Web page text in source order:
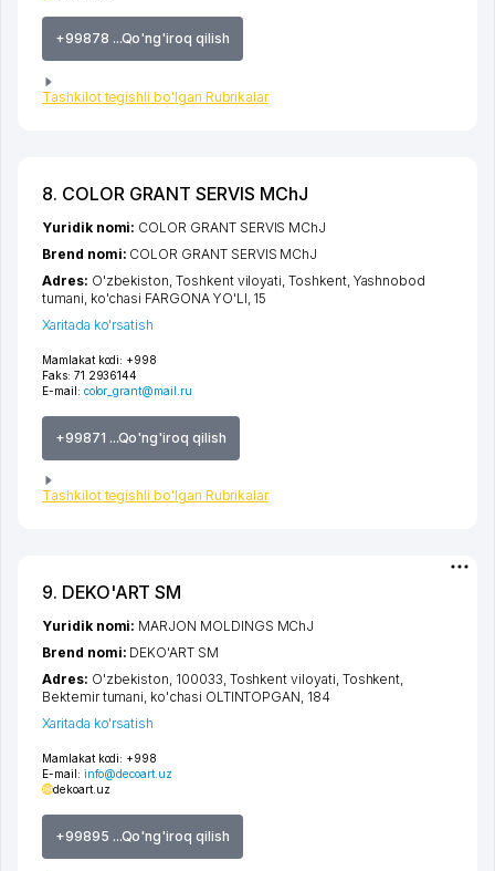
+99878 ...Qo'ng'iroq qilish
Tashkilot tegishli bo'lgan Rubrikalar
8. COLOR GRANT SERVIS MChJ
Mamlakat kodi: +998
Faks: 71 2936144
E-mail: color_grant@mail.ru
+99871 ...Qo'ng'iroq qilish
Tashkilot tegishli bo'lgan Rubrikalar
Yuridik nomi: COLOR GRANT SERVIS MChJ
Brend nomi: COLOR GRANT SERVIS MChJ
Adres: O'zbekiston,Toshkent viloyati ,Toshkent, Yashnobod
tumani ko'chasi FARGONA YO'LI , 15
Xaritada ko'rsatish
9. DEKO'ART SM
Mamlakat kodi: +998
E-mail: info@decoart.uz
dekoart.uz
+99895 ...Qo'ng'iroq qilish
Yuridik nomi: MARJON MOLDINGS MChJ
Brend nomi: DEKO'ART SM
Adres: O'zbekiston, 100033, Toshkent viloyati Toshkent
Bektemir tumani ko'chasi OLTINTOPGAN , 184
Xaritada ko'rsatish